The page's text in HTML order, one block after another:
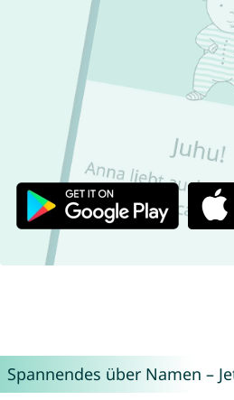
Spannendes über Namen –